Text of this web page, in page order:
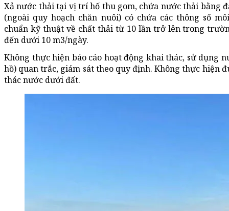
Xả nước thải tại vị trí hố thu gom, chứa nước thải bằng
(ngoài quy hoạch chăn nuôi) có chứa các thông số
chuẩn kỹ thuật về chất thải từ 10 lần trở lên trong
đến dưới 10 m3/ngày.
Không thực hiện báo cáo hoạt động khai thác, sử dụng
hồ) quan trắc, giám sát theo quy định. Không thực hiện
thác nước dưới đất.